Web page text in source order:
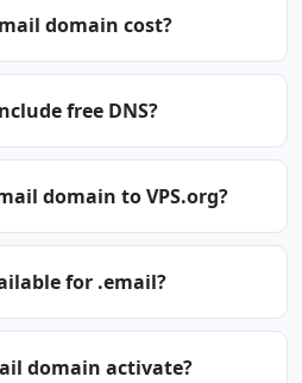
domain cost?
free DNS?
domain to VPS.org?
for .email?
domain activate?